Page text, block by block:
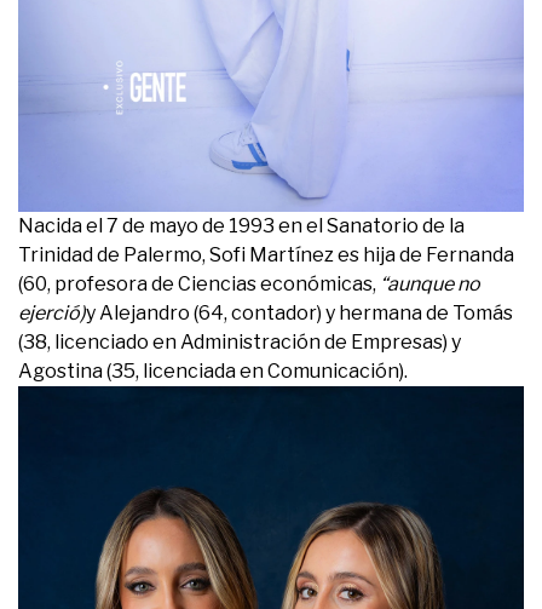
Nacida el 7 de mayo de 1993 en el Sanatorio de la
Trinidad de Palermo, Sofi Martínez es hija de Fernanda
(60, profesora de Ciencias económicas, “aunque no
ejerció)y Alejandro (64, contador) y hermana de Tomás
(38, licenciado en Administración de Empresas) y
Agostina (35, licenciada en Comunicación).